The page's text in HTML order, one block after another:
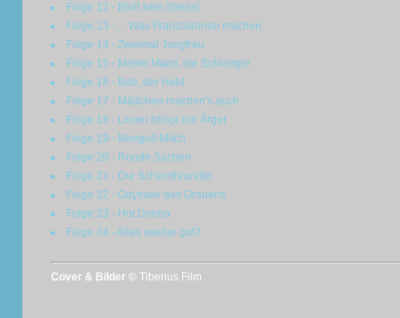
Folge 12 - Bloß kein Stress!
Folge 13 - ... Was Französinnen machen
Folge 14 - Zweimal Jungfrau
Folge 15 - Meine Mami, die Schlampe
Folge 16 - Bob, der Held
Folge 17 - Mädchen machen's auch
Folge 18 - Lesen bringt nur Ärger
Folge 19 - Minigolf-Mitch
Folge 20 - Runde Sachen
Folge 21 - Die Scheinfreundin
Folge 22 - Odyssee des Grauens
Folge 23 - Hot Donna
Folge 24 - Alles wieder gut?
Cover & Bilder © Tiberius Film